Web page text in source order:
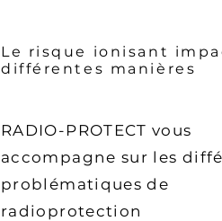
Le risque ionisant
différentes manières
RADIO-PROTECT vous
accompagne sur les
problématiques de
radioprotection